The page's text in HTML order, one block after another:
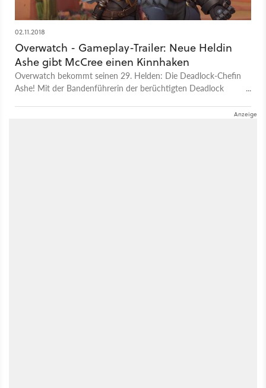
02.11.2018
Overwatch - Gameplay-Trailer: Neue Heldin
Ashe gibt McCree einen Kinnhaken
Overwatch bekommt seinen 29. Helden: Die Deadlock-Chefin
Ashe! Mit der Bandenführerin der berüchtigten Deadlock
zeigt. Ehemaliger Bandenkollege und Jetzt-Rivale McCree lernt